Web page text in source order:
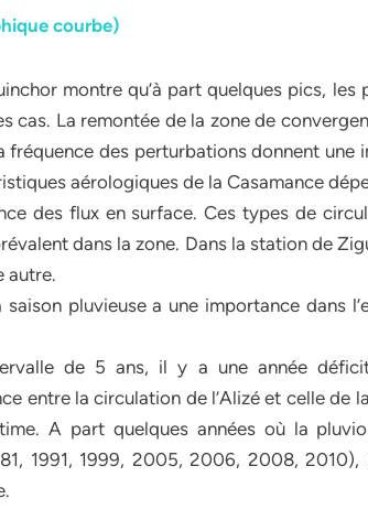
courbe)
montre qu’à part quelques pics,
cas. La remontée de la zone de
fréquence des perturbations donnent une
aérologiques de la Casamance
des flux en surface. Ces types de
dans la zone. Dans la station de
autre.
pluvieuse a une importance dans
de 5 ans, il y a une année
entre la circulation de l’Alizé et celle de
A part quelques années où la
1991, 1999, 2005, 2006, 2008,